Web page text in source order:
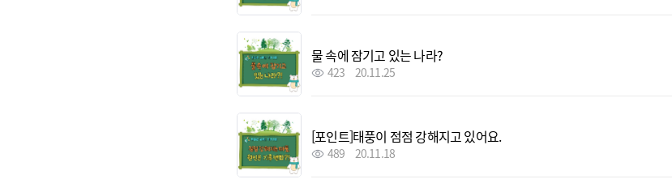
물 속에 잠기고 있는 나라?
423 20.11.25
[포인트]태풍이 점점 강해지고 있어요.
489 20.11.18